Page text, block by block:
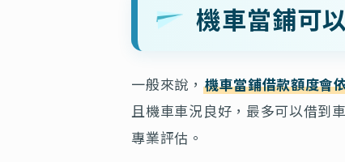
機車當鋪可
一般來說， 機車當鋪借款額度會
且機車車況良好，最多可以借到
專業評估。